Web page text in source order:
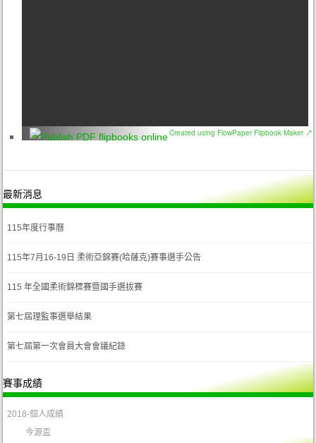
Created using FlowPaper Flipbook Maker ↗
最新消息
115年度行事曆
115年7月16-19日 柔術亞錦賽(哈薩克)賽事選手公告
115 年全國柔術錦標賽暨國手選拔賽
第七屆理監事選舉結果
第七屆第一次會員大會會議紀錄
賽事成績
2018-個人成績
今源盃